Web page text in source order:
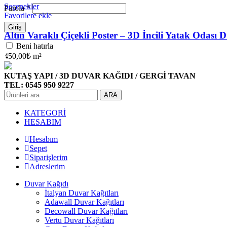
Parola*
Giriş
Beni hatırla
Seçenekler
Favorilere ekle
Altın Varaklı Çiçekli Poster – 3D İncili Yatak Odası
450,00₺ m²
KUTAŞ YAPI / 3D DUVAR KAĞIDI / GERGİ TAVAN
TEL: 0545 950 9227
ARA
KATEGORİ
HESABIM
Hesabım
Sepet
Siparişlerim
Adreslerim
Duvar Kağıdı
İtalyan Duvar Kağıtları
Adawall Duvar Kağıtları
Decowall Duvar Kağıtları
Vertu Duvar Kağıtları